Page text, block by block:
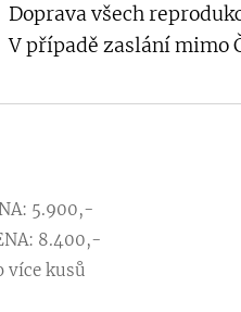
Doprava všech
V případě zaslání mimo
5.900,-
8.400,-
více kusů